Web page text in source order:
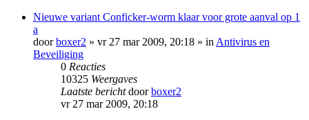
Nieuwe variant Conficker-worm klaar voor grote aanval op 1
a
doorboxer2 » vr 27 mar 2009, 20:18 » in Antivirus en
Beveiliging
0 Reacties
10325 Weergaves
Laatste berichtdoorboxer2
vr 27 mar 2009, 20:18